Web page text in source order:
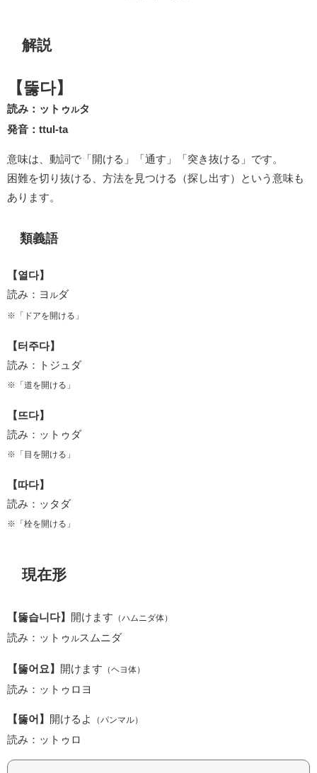
解説
【뚫다】
読み：ットゥ ルタ
発音：ttul-ta
意味は、動詞で「開ける」「通す」「突き抜ける」です。
困難を切り抜ける、方法を見つける（探し出す）という意味も
あります。
類義語
【열다】
読み：ヨ ルダ
※「ドアを開ける」
【터주다】
読み：トジュダ
※「道を開ける」
【뜨다】
読み：ットゥダ
※「目を開ける」
【따다】
読み：ッタダ
※「栓を開ける」
現在形
【뚫습니다】 開けます （ハムニダ体）
読み：ットゥ ルスムニダ
【뚫어요】 開けます （ヘヨ体）
読み：ットゥロヨ
【뚫어】 開けるよ （パンマル）
読み：ットゥロ